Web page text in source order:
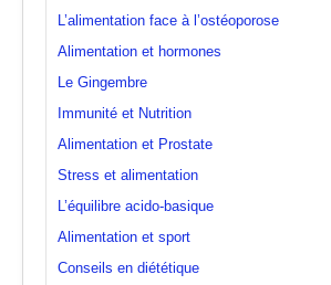
L’alimentation face à l’ostéoporose
Alimentation et hormones
Le Gingembre
Immunité et Nutrition
Alimentation et Prostate
Stress et alimentation
L’équilibre acido-basique
Alimentation et sport
Conseils en diététique